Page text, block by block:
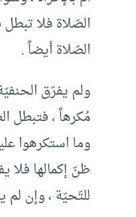
الصّلاة فلا تبطل
الصّلاة أيضاً .
ولم يفرّق
مُكرهاً ، فتبطل
وما استكرهوا
ظنّ إكمالها فلا
للتّحيّة ، وإن لم